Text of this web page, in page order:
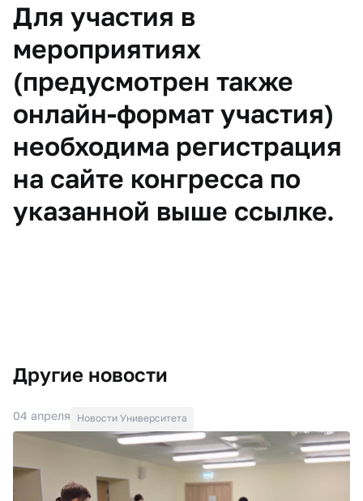
Для участия в
мероприятиях
(предусмотрен также
онлайн-формат участия)
необходима регистрация
на сайте конгресса по
указанной выше ссылке.
Другие новости
04 апреля Новости Университета